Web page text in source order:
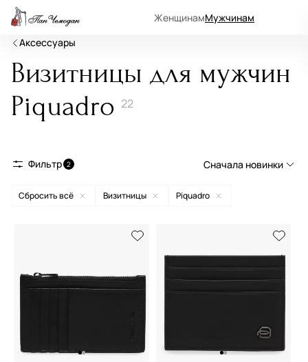
ЖенщинамМужчинам
Аксессуары
Визитницы для мужчин
Piquadro 22
Фильтр 2 Сначала новинки
Сначала новинки
По убыванию цены
По размеру скидки
Сбросить всё Визитницы Piquadro